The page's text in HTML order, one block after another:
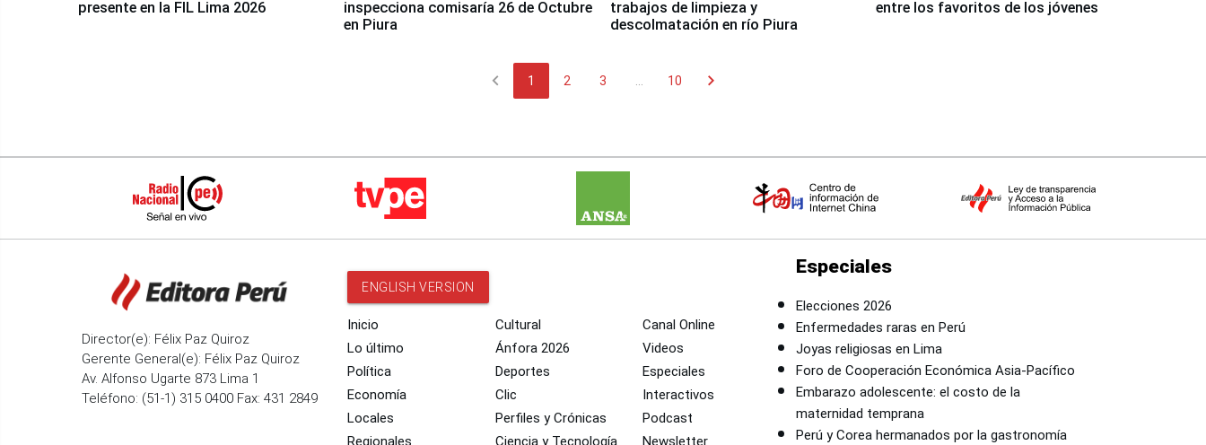
presente en la FIL Lima 2026
inspecciona comisaría 26 de Octubre
en Piura
trabajos de limpieza y
descolmatación en río Piura
entre los favoritos de los jóvenes
chevron_left 1 2 3 10 chevron_right
Director(e): Félix Paz Quiroz
Gerente General(e): Félix Paz Quiroz
Av. Alfonso Ugarte 873 Lima 1
Teléfono: (51-1) 315 0400 Fax: 431 2849
ENGLISH VERSION
Inicio
Lo último
Política
Economía
Locales
Regionales
Cultural
Ánfora 2026
Deportes
Clic
Perfiles y Crónicas
Ciencia y Tecnología
Canal Online
Videos
Especiales
Interactivos
Podcast
Newsletter
Especiales
Elecciones 2026
Enfermedades raras en Perú
Joyas religiosas en Lima
Foro de Cooperación Económica Asia-Pacífico
Embarazo adolescente: el costo de la
maternidad temprana
Perú y Corea hermanados por la gastronomía